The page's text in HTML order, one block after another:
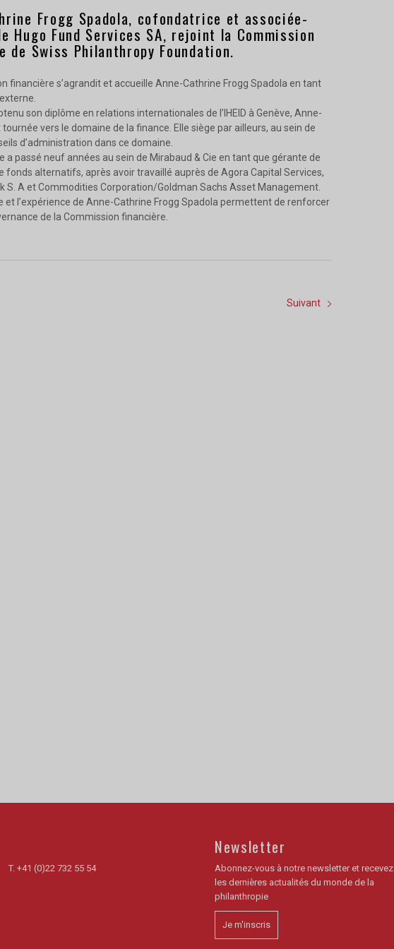
Frogg Spadola, cofondatrice et associée-
Hugo Fund Services SA, rejoint la Commission
de Swiss Philanthropy Foundation.
financière s’agrandit et accueille Anne-Cathrine Frogg Spadola en tant
son diplôme en relations internationales de l’IHEID à Genève, Anne-
tournée vers le domaine de la finance. Elle siège par ailleurs, au sein de
d’administration dans ce domaine.
a passé neuf années au sein de Mirabaud & Cie en tant que gérante de
fonds alternatifs, après avoir travaillé auprès de Agora Capital Services,
S. A et Commodities Corporation/Goldman Sachs Asset Management.
et l’expérience de Anne-Cathrine Frogg Spadola permettent de renforcer
de la Commission financière.
Suivant
T. +41 (0)22 732 55 54
Newsletter
Abonnez-vous à notre newsletter et recevez
les dernières actualités du monde de la
philanthropie
Je m'inscris